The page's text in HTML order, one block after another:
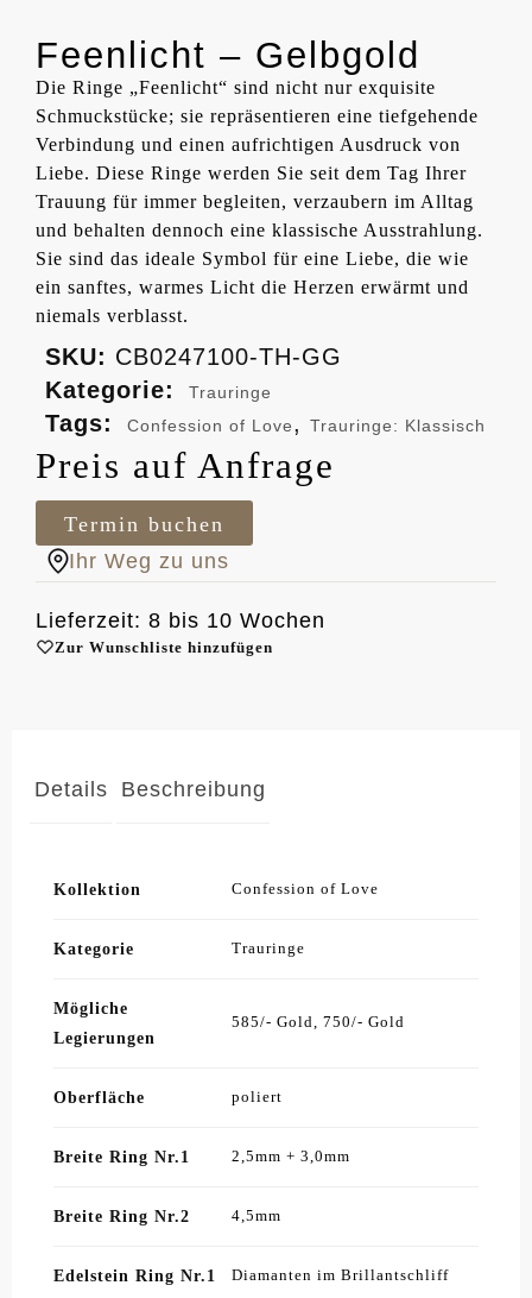
Feenlicht – Gelbgold
Die Ringe „Feenlicht“ sind nicht nur exquisite
Schmuckstücke; sie repräsentieren eine tiefgehende
Verbindung und einen aufrichtigen Ausdruck von
Liebe. Diese Ringe werden Sie seit dem Tag Ihrer
Trauung für immer begleiten, verzaubern im Alltag
und behalten dennoch eine klassische Ausstrahlung.
Sie sind das ideale Symbol für eine Liebe, die wie
ein sanftes, warmes Licht die Herzen erwärmt und
niemals verblasst.
SKU: CB0247100 -TH-GG
Kategorie:
Trauringe
Tags: Confession of Love, Trauringe: Klassisch
Preis auf Anfrage
Termin buchen
Ihr Weg zu uns
Lieferzeit: 8 bis 10 Wochen
Zur Wunschliste hinzufügen
Details Beschreibung
Kollektion Confession of Love
Kategorie Trauringe
Mögliche
Legierungen
585/- Gold, 750/- Gold
Oberfläche poliert
Breite Ring Nr.1 2,5mm + 3,0mm
Breite Ring Nr.2 4,5mm
Edelstein Ring Nr.1 Diamanten im Brillantschliff